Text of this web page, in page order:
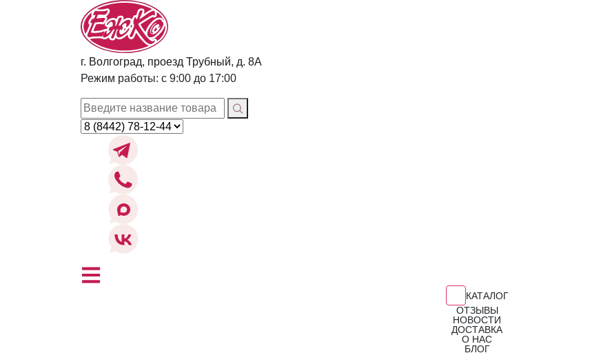
г. Волгоград, проезд Трубный, д. 8А
Режим работы: с 9:00 до 17:00
КАТАЛОГ
ОТЗЫВЫ
НОВОСТИ
ДОСТАВКА
О НАС
БЛОГ